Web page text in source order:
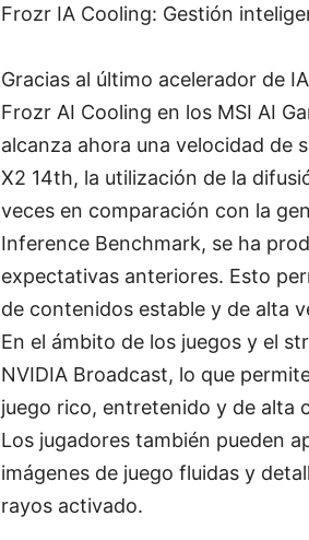
Frozr IA Cooling: Gestión
Gracias al último acelerador de
Frozr AI Cooling en los MSI AI
alcanza ahora una velocidad de
X2 14th, la utilización de la
veces en comparación con la
Inference Benchmark, se ha
expectativas anteriores. Esto
de contenidos estable y de alta
En el ámbito de los juegos y el
NVIDIA Broadcast, lo que
juego rico, entretenido y de alta
Los jugadores también pueden
imágenes de juego fluidas y
rayos activado.